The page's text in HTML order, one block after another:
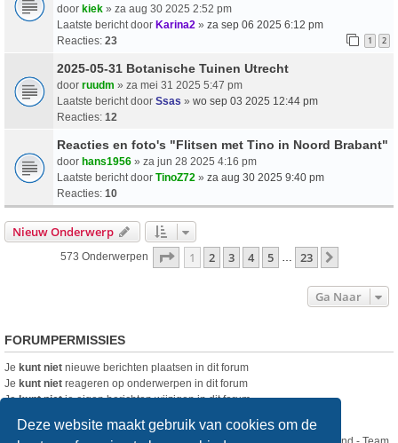
Deze website maakt gebruik van cookies om de
door kiek » za aug 30 2025 2:52 pm
Laatste bericht door Karina2 » za sep 06 2025 6:12 pm
Reacties: 23 1 2
2025-05-31 Botanische Tuinen Utrecht
door ruudm » za mei 31 2025 5:47 pm
Laatste bericht door Ssas » wo sep 03 2025 12:44 pm
Reacties: 12
Reacties en foto's "Flitsen met Tino in Noord Brabant"
door hans1956 » za jun 28 2025 4:16 pm
Laatste bericht door TinoZ72 » za aug 30 2025 9:40 pm
Reacties: 10
Nieuw Onderwerp
573 Onderwerpen Pagina Van23
1 2 3 4 5 23
Ga Naar
FORUMPERMISSIES
Je kunt niet nieuwe berichten plaatsen in dit forum
Je kunt niet reageren op onderwerpen in dit forum
Jekunt nietje eigen berichten wijzigen in dit forum